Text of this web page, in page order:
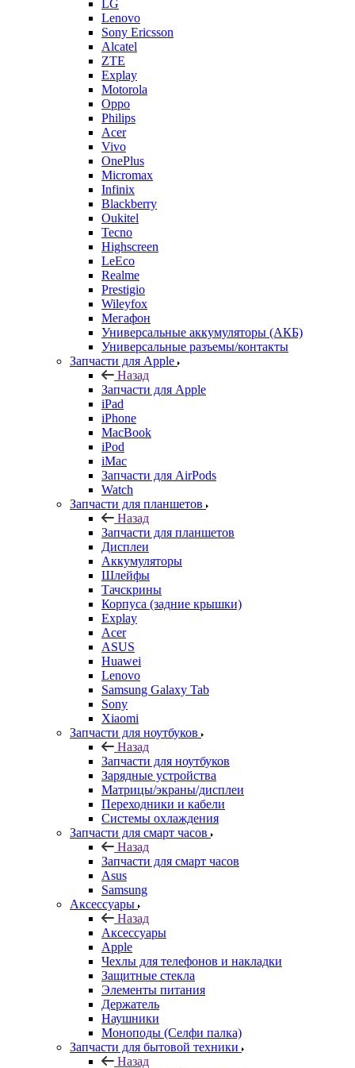
Lenovo
Sony Ericsson
Alcatel
ZTE
Explay
Motorola
Oppo
Philips
Acer
Vivo
OnePlus
Micromax
Infinix
Blackberry
Oukitel
Tecno
Highscreen
LeEco
Realme
Prestigio
Wileyfox
Мегафон
Универсальные аккумуляторы (АКБ)
Универсальные разъемы/контакты
Запчасти для Apple
Назад
Запчасти для Apple
iPad
iPhone
MacBook
iPod
iMac
Запчасти для AirPods
Watch
Запчасти для планшетов
Назад
Запчасти для планшетов
Дисплеи
Аккумуляторы
Шлейфы
Тачскрины
Корпуса (задние крышки)
Explay
Acer
ASUS
Huawei
Lenovo
Samsung Galaxy Tab
Sony
Xiaomi
Запчасти для ноутбуков
Назад
Запчасти для ноутбуков
Зарядные устройства
Матрицы/экраны/дисплеи
Переходники и кабели
Системы охлаждения
Запчасти для смарт часов
Назад
Запчасти для смарт часов
Asus
Samsung
Аксессуары
Назад
Аксессуары
Apple
Чехлы для телефонов и накладки
Защитные стекла
Элементы питания
Держатель
Наушники
Моноподы (Селфи палка)
Запчасти для бытовой техники
Назад
Запчасти для бытовой техники